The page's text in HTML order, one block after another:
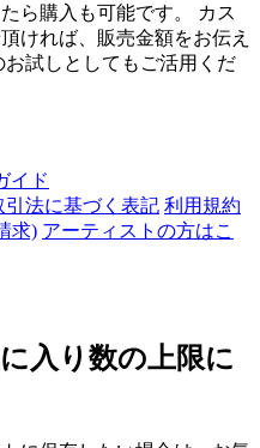
ら購入も可能です。 カス
ければ、販売金額をお伝え
試しとしてもご活用くだ
イド
引法に基づく表記 利用規約
求) アーティストの方はこ
入り数の上限に